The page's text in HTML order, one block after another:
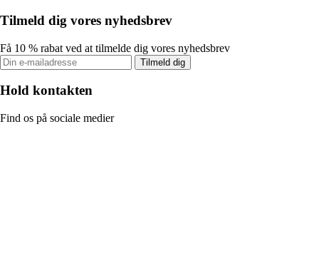
Tilmeld dig vores nyhedsbrev
Få 10 % rabat ved at tilmelde dig vores nyhedsbrev
Tilmeld dig
Hold kontakten
Find os på sociale medier